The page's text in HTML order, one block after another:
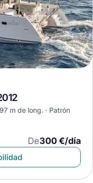
m de long.
Patrón
De300 €/día